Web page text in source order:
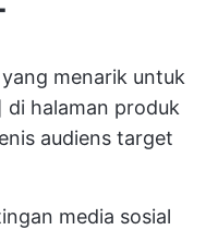
menarik untuk
halaman produk
audiens target
media sosial